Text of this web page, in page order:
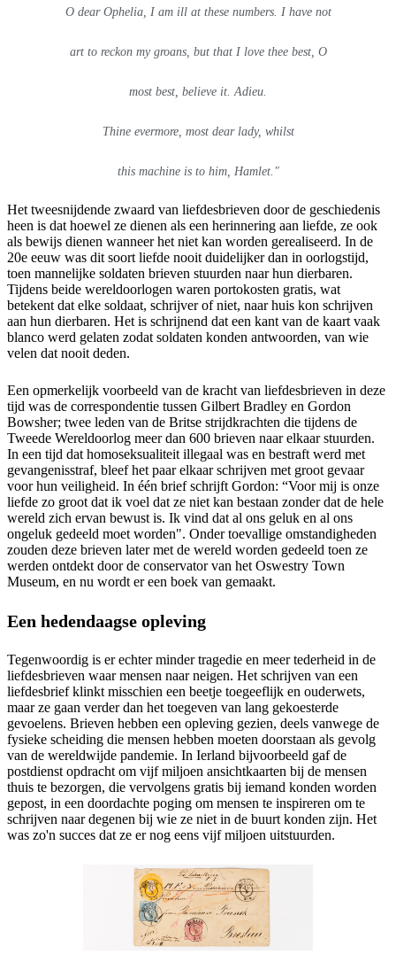
O dear Ophelia, I am ill at these numbers. I have not
art to reckon my groans, but that I love thee best, O
most best, believe it. Adieu.
Thine evermore, most dear lady, whilst
this machine is to him, Hamlet."
Het tweesnijdende zwaard van liefdesbrieven door de geschiedenis
heen is dat hoewel ze dienen als een herinnering aan liefde, ze ook
als bewijs dienen wanneer het niet kan worden gerealiseerd. In de
20e eeuw was dit soort liefde nooit duidelijker dan in oorlogstijd,
toen mannelijke soldaten brieven stuurden naar hun dierbaren.
Tijdens beide wereldoorlogen waren portokosten gratis, wat
betekent dat elke soldaat, schrijver of niet, naar huis kon schrijven
aan hun dierbaren. Het is schrijnend dat een kant van de kaart vaak
blanco werd gelaten zodat soldaten konden antwoorden, van wie
velen dat nooit deden.
Een opmerkelijk voorbeeld van de kracht van liefdesbrieven in deze
tijd was de correspondentie tussen Gilbert Bradley en Gordon
Bowsher; twee leden van de Britse strijdkrachten die tijdens de
Tweede Wereldoorlog meer dan 600 brieven naar elkaar stuurden.
In een tijd dat homoseksualiteit illegaal was en bestraft werd met
gevangenisstraf, bleef het paar elkaar schrijven met groot gevaar
voor hun veiligheid. In één brief schrijft Gordon: “Voor mij is onze
liefde zo groot dat ik voel dat ze niet kan bestaan zonder dat de hele
wereld zich ervan bewust is. Ik vind dat al ons geluk en al ons
ongeluk gedeeld moet worden". Onder toevallige omstandigheden
zouden deze brieven later met de wereld worden gedeeld toen ze
werden ontdekt door de conservator van het Oswestry Town
Museum, en nu wordt er een boek van gemaakt.
Een hedendaagse opleving
Tegenwoordig is er echter minder tragedie en meer tederheid in de
liefdesbrieven waar mensen naar neigen. Het schrijven van een
liefdesbrief klinkt misschien een beetje toegeeflijk en ouderwets,
maar ze gaan verder dan het toegeven van lang gekoesterde
gevoelens. Brieven hebben een opleving gezien, deels vanwege de
fysieke scheiding die mensen hebben moeten doorstaan als gevolg
van de wereldwijde pandemie. In Ierland bijvoorbeeld gaf de
postdienst opdracht om vijf miljoen ansichtkaarten bij de mensen
thuis te bezorgen, die vervolgens gratis bij iemand konden worden
gepost, in een doordachte poging om mensen te inspireren om te
schrijven naar degenen bij wie ze niet in de buurt konden zijn. Het
was zo'n succes dat ze er nog eens vijf miljoen uitstuurden.